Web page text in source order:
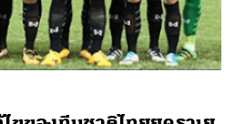
LINE EMAIL